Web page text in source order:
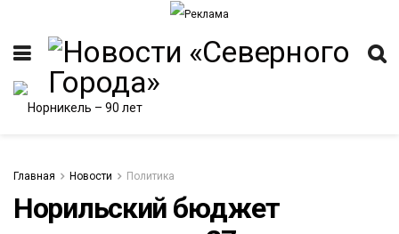
Главная Новости Политика
Норильский бюджет